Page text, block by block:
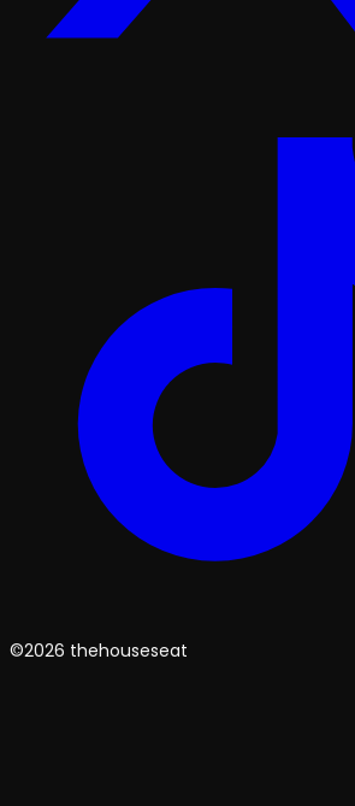
©2026 thehouseseat